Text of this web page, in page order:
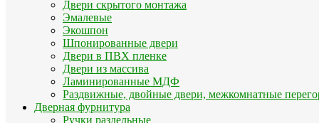
Двери скрытого монтажа
Эмалевые
Экошпон
Шпонированные двери
Двери в ПВХ пленке
Двери из массива
Ламинированные МДФ
Раздвижные, двойные двери, межкомнатные
Дверная фурнитура
Ручки раздельные